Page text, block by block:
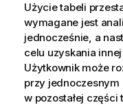
Użycie tabeli
wymagane jest
jednocześnie, a
celu uzyskania
Użytkownik może
przy
w pozostałej części